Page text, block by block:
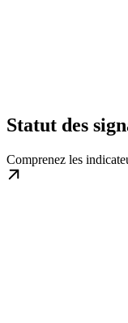
Statut des
Comprenez les